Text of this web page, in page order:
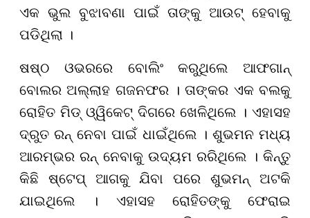
ଏକ ଭୁଲ ବୁଝାବଣା ପାଇଁ ତାଙ୍କୁ ଆଉଟ୍ ହେବାକୁ
ପଡିଥିଲା ।
ଷଷ୍ଠ ଓଭରରେ ବୋଲିଂ କରୁଥିଲେ ଆଫଗାନ୍
ବୋଲର ଅଲ୍ଲାହ ଗଜନଫର । ତାଙ୍କର ଏକ ବଲକୁ
ରୋହିତ ମିଡ୍ ଓ୍ୱିକେଟ୍ ଦିଗରେ ଖେଳିଥିଲେ । ଏହାସହ
ଦ୍ରୁତ ରନ୍ ନେବା ପାଇଁ ଧାଇଁଥିଲେ । ଶୁଭମନ ମଧ୍ୟ
ଆରମ୍ଭର ରନ୍ ନେବାକୁ ଉଦ୍ୟମ ରରିଥିଲେ । କିନ୍ତୁ
କିଛି ଷ୍ଟେପ୍ ଆଗକୁ ଯିବା ପରେ ଶୁଭମନ୍ ଅଟକି
ଯାଇଥିଲେ । ଏହାସହ ରୋହିତଙ୍କୁ ଫେରାଇ